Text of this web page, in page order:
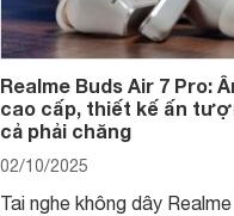
Realme Buds Air 7 Pro:
cao cấp, thiết kế ấn
cả phải chăng
02/10/2025
Tai nghe không dây